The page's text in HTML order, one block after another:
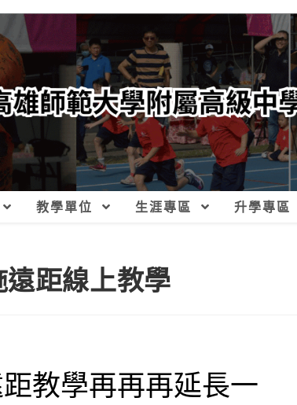
教學單位 生涯專區 升學專區
距線上教學
教學再再再延長一